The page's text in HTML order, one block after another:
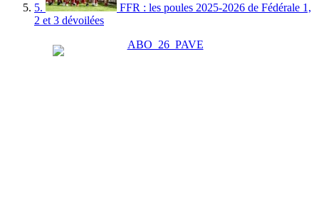
5.
FFR : les poules 2025-2026 de Fédérale 1,
2 et 3 dévoilées